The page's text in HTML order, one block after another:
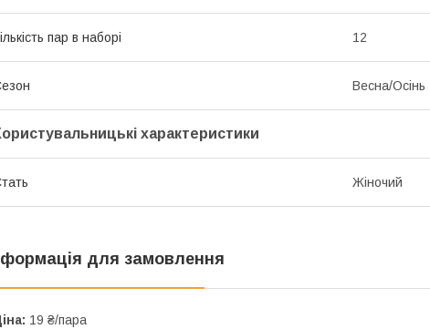
пар в наборі 12
Весна/Осінь
характеристики
Жіночий
для замовлення
19 ₴/пара